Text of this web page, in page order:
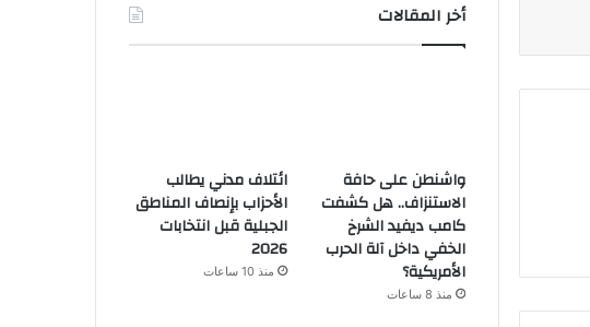
أخر المقالات
واشنطن على حافة
الاستنزاف.. هل كشفت
كامب ديفيد الشرخ
الخفي داخل آلة الحرب
الأمريكية؟
منذ 8 ساعات
ائتلاف مدني يطالب
الأحزاب بإنصاف المناطق
الجبلية قبل انتخابات
2026
منذ 10 ساعات